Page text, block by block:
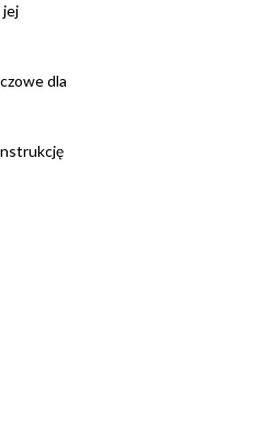
jej
dla